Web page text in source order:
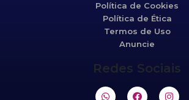
Política de Cookies
Política de Ética
Termos de Uso
Anuncie
Redes Sociais